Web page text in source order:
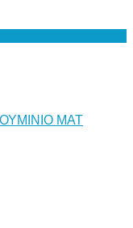
MAT